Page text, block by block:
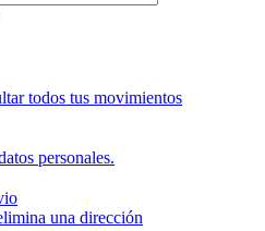
todos tus movimientos
personales.
una dirección